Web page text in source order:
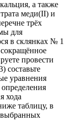
а также
меди(II) и
трёх
для
в склянках № 1
провести
составьте
уравнения
хода
таблицу, в
выбранных